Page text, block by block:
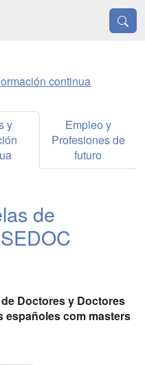
continua
y
Empleo y
Profesiones de
futuro
de
Doctores y Doctores
españoles com masters